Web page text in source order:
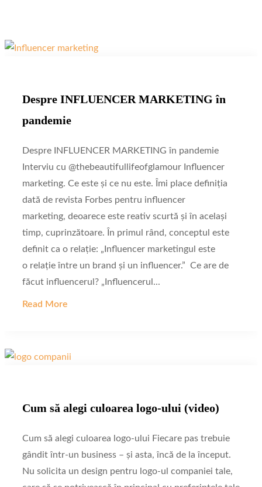
Despre INFLUENCER MARKETING în
pandemie
Despre INFLUENCER MARKETING în pandemie
Interviu cu @thebeautifullifeofglamour Influencer
marketing. Ce este și ce nu este. Îmi place definiția
dată de revista Forbes pentru influencer
marketing, deoarece este reativ scurtă și în același
timp, cuprinzătoare. În primul rând, conceptul este
definit ca o relație: „Influencer marketingul este
o relație între un brand și un influencer.” Ce are de
făcut influencerul? „Influencerul...
Read More
Cum să alegi culoarea logo-ului (video)
Cum să alegi culoarea logo-ului Fiecare pas trebuie
gândit într-un business – și asta, încă de la început.
Nu solicita un design pentru logo-ul companiei tale,